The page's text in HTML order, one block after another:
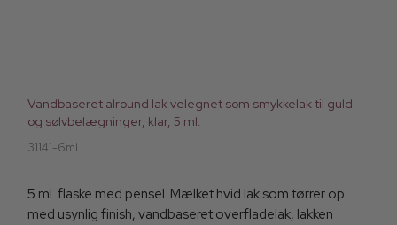
Vandbaseret alround lak velegnet som smykkelak til guld-
og sølvbelægninger, klar, 5 ml.
31141-6ml
5 ml. flaske med pensel. Mælket hvid lak som tørrer op
med usynlig finish, vandbaseret overfladelak, lakken